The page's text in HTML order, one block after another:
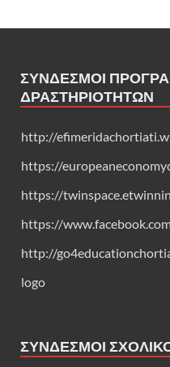
ΣΎΝΔΕΣΜΟΙ
ΔΡΑΣΤΗΡΙΟΤΉΤΩΝ
http://
https://
https://
https://
http://
logo
ΣΎΝΔΕΣΜΟΙ